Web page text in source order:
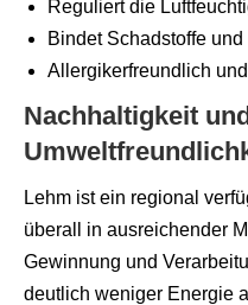
Reguliert die
Bindet Schadstoffe
Allergikerfreundlich
Nachhaltigkeit
Lehm ist ein regional
überall in ausreichender
Gewinnung und
deutlich weniger Energie